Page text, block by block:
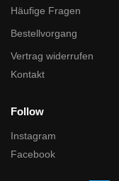
Häufige Fragen
Bestellvorgang
Vertrag widerrufen
Kontakt
Follow
Instagram
Facebook